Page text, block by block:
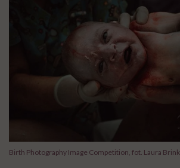
Birth Photography Image Competition, fot. Laura Brink